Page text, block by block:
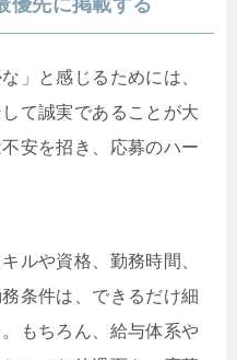
優先に掲載する
」と感じるためには、
て誠実であることが大
安を招き、応募のハー
ルや資格、勤務時間、
条件は、できるだけ細
もちろん、給与体系や